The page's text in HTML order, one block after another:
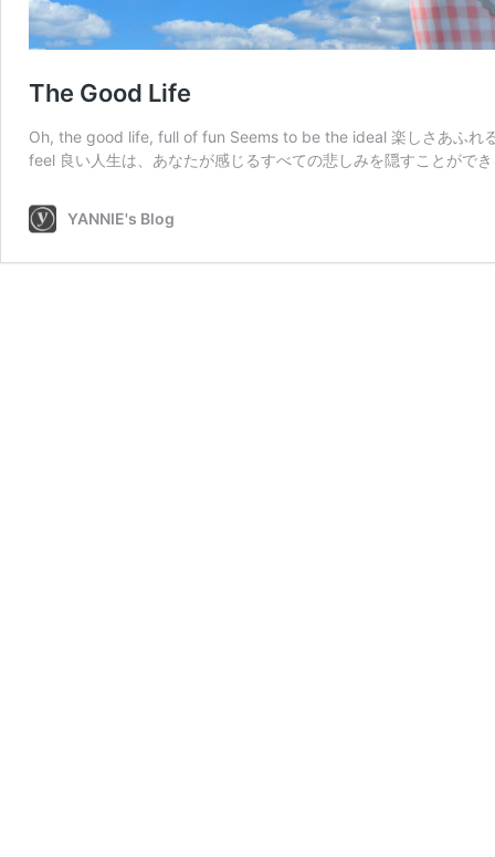
The Good Life
Oh, the good life, full of fun Seems to be the ideal 楽しさあふ
feel 良い人生は、あなたが感じるすべての悲しみを隠すことがで
YANNIE's Blog